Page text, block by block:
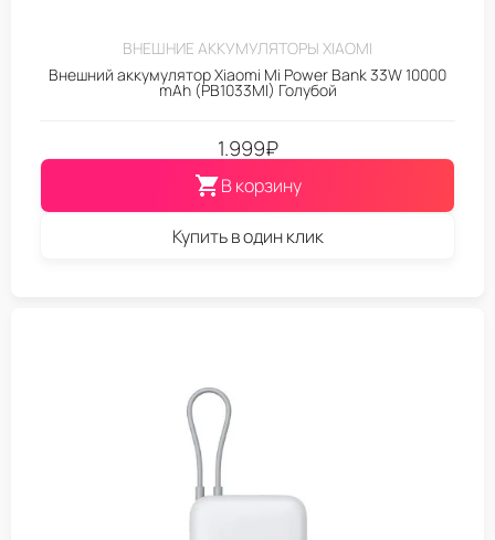
ВНЕШНИЕ АККУМУЛЯТОРЫ XIAOMI
Внешний аккумулятор Xiaomi Mi Power Bank 33W 10000
mAh (PB1033MI) Голубой
1.999₽
В корзину
Купить в один клик